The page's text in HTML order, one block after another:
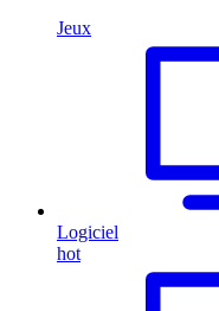
Jeux
Logiciel
hot